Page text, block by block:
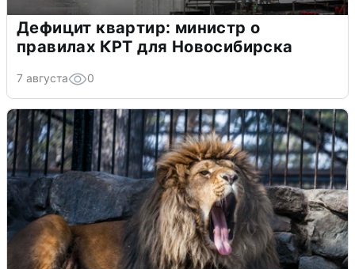
Дефицит квартир: министр о
правилах КРТ для Новосибирска
7 августа 0